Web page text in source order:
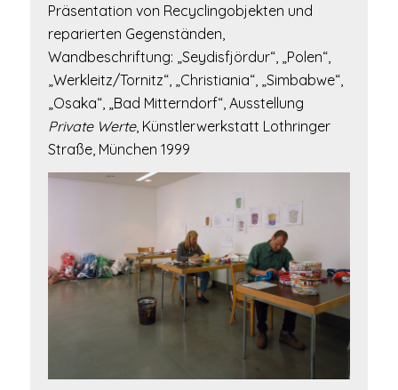
Präsentation von Recyclingobjekten und
reparierten Gegenständen,
Wandbeschriftung: „Seydisfjördur“, „Polen“,
„Werkleitz/Tornitz“, „Christiania“, „Simbabwe“,
„Osaka“, „Bad Mitterndorf“, Ausstellung
Private Werte, Künstlerwerkstatt Lothringer
Straße, München 1999